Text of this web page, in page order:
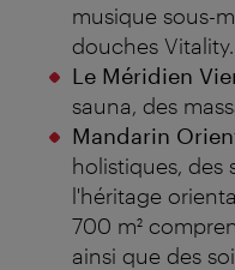
musique sous-
douches Vitality.
Le Méridien
sauna, des
Mandarin
holistiques, des
l'héritage
700 m²
ainsi que des